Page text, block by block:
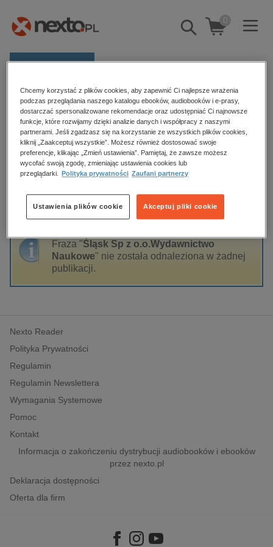
Pokaż/schowaj
wyszukiwarkę
0
E-prasa
Kategorie
Zobacz wszystkie E-prasa
budownictwo, aranżacja wnętrz
biznesowe, branżowe, gospodarka
edukacja
hobby, sport, rozrywka
komputery, internet, technologie, informatyka
kobiece, lifestyle, kultura
inne
popularno-naukowe
Strona główna Śląsk Sp z o.o.Wydawnictwo Naukowe
Śląsk Sp z o.o.Wydawnictwo
Naukowe
Sortowanie Filtrowanie
Fraza "Śląsk Sp z o.o.Wydawnictwo
Naukowe" nie została odnaleziona w żadnej
publikacji.
Nexto Reader
Polityka Prywatności
Regulamin
Regulamin Newslettera
Wymagania Systemowe
Pomoc
Kontakt
Informacja o zakończeniu dystrybucji audiobooków i ebooków
przez nexto.pl
Deklaracja dostępności
Oferta dla firm
Chcemy korzystać z plików cookies, aby zapewnić Ci najlepsze wrażenia
podczas przeglądania naszego katalogu ebooków, audiobooków i e-prasy,
dostarczać spersonalizowane rekomendacje oraz udostępniać Ci najnowsze
funkcje, które rozwijamy dzięki analizie danych i współpracy z naszymi
partnerami. Jeśli zgadzasz się na korzystanie ze wszystkich plików cookies,
kliknij „Zaakceptuj wszystkie”. Możesz również dostosować swoje
preferencje, klikając „Zmień ustawienia”. Pamiętaj, że zawsze możesz
wycofać swoją zgodę, zmieniając ustawienia cookies lub
przeglądarki.
Polityka prywatności Zaufani partnerzy
Akceptuj pliki cookie
Ustawienia plików cookie